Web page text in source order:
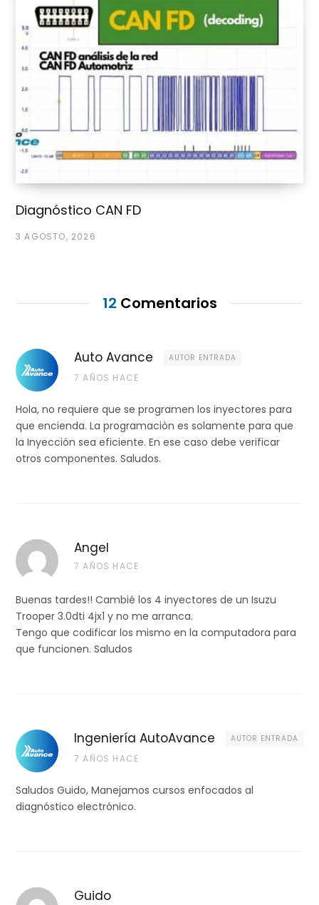
Diagnóstico CAN FD
3 AGOSTO, 2026
12 Comentarios
Auto Avance AUTOR ENTRADA
7 AÑOS HACE
Hola, no requiere que se programen los inyectores para
que encienda. La programaciòn es solamente para que
la Inyección sea eficiente. En ese caso debe verificar
otros componentes. Saludos.
Angel
7 AÑOS HACE
Buenas tardes!! Cambié los 4 inyectores de un Isuzu
Trooper 3.0dti 4jx1 y no me arranca.
Tengo que codificar los mismo en la computadora para
que funcionen. Saludos
Ingeniería AutoAvance AUTOR ENTRADA
7 AÑOS HACE
Saludos Guido, Manejamos cursos enfocados al
diagnóstico electrónico.
Guido